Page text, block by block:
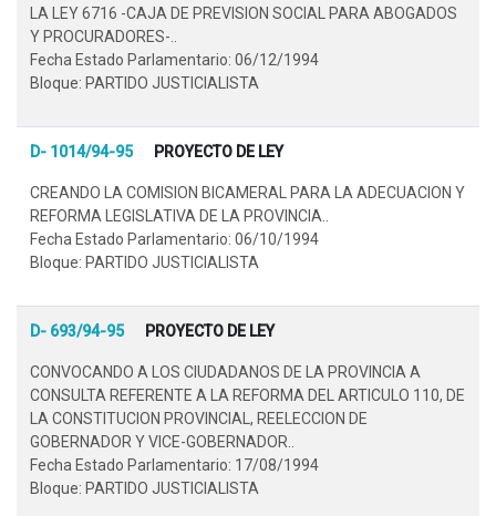
LA LEY 6716 -CAJA DE PREVISION SOCIAL PARA ABOGADOS
Y PROCURADORES-..
Fecha Estado Parlamentario: 06/12/1994
Bloque: PARTIDO JUSTICIALISTA
D- 1014/94-95 PROYECTO DE LEY
CREANDO LA COMISION BICAMERAL PARA LA ADECUACION Y
REFORMA LEGISLATIVA DE LA PROVINCIA..
Fecha Estado Parlamentario: 06/10/1994
Bloque: PARTIDO JUSTICIALISTA
D- 693/94-95 PROYECTO DE LEY
CONVOCANDO A LOS CIUDADANOS DE LA PROVINCIA A
CONSULTA REFERENTE A LA REFORMA DEL ARTICULO 110, DE
LA CONSTITUCION PROVINCIAL, REELECCION DE
GOBERNADOR Y VICE-GOBERNADOR..
Fecha Estado Parlamentario: 17/08/1994
Bloque: PARTIDO JUSTICIALISTA